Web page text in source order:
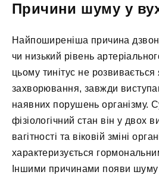
Причини шуму у
Найпоширеніша причина
чи низький рівень
цьому тинітус не розвивається
захворювання, завжди
наявних порушень організму.
фізіологічний стан він у двох
вагітності та віковій зміні
характеризується
Іншими причинами появи